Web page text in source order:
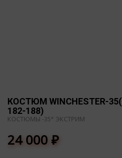
КОСТЮМ WINCHESTER-
182-188)
КОСТЮМЫ -35° ЭКСТРИМ
24 000₽